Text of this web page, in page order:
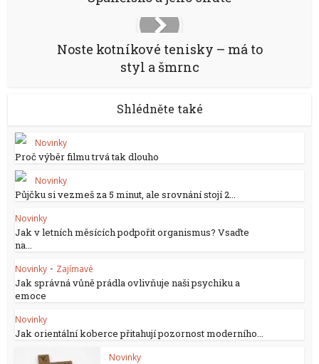
Noste kotníkové tenisky – má to
styl a šmrnc
Shlédněte také
Novinky
Proč výběr filmu trvá tak dlouho
Novinky
Půjčku si vezmeš za 5 minut, ale srovnání stojí 2...
Novinky
Jak v letních měsících podpořit organismus? Vsaďte
na...
Novinky • Zajímavé
Jak správná vůně prádla ovlivňuje naši psychiku a
emoce
Novinky
Jak orientální koberce přitahují pozornost moderního...
Novinky